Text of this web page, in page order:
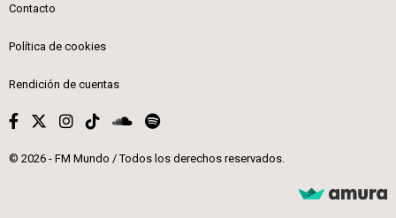
Contacto
Política de cookies
Rendición de cuentas
© 2026 - FM Mundo / Todos los derechos reservados.